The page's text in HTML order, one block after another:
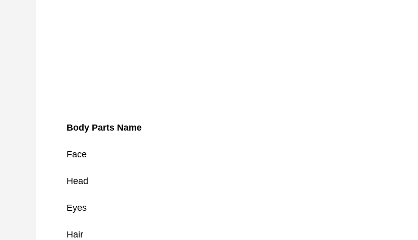
Body Parts Name
Face
Head
Eyes
Hair